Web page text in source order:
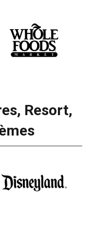
Resort,